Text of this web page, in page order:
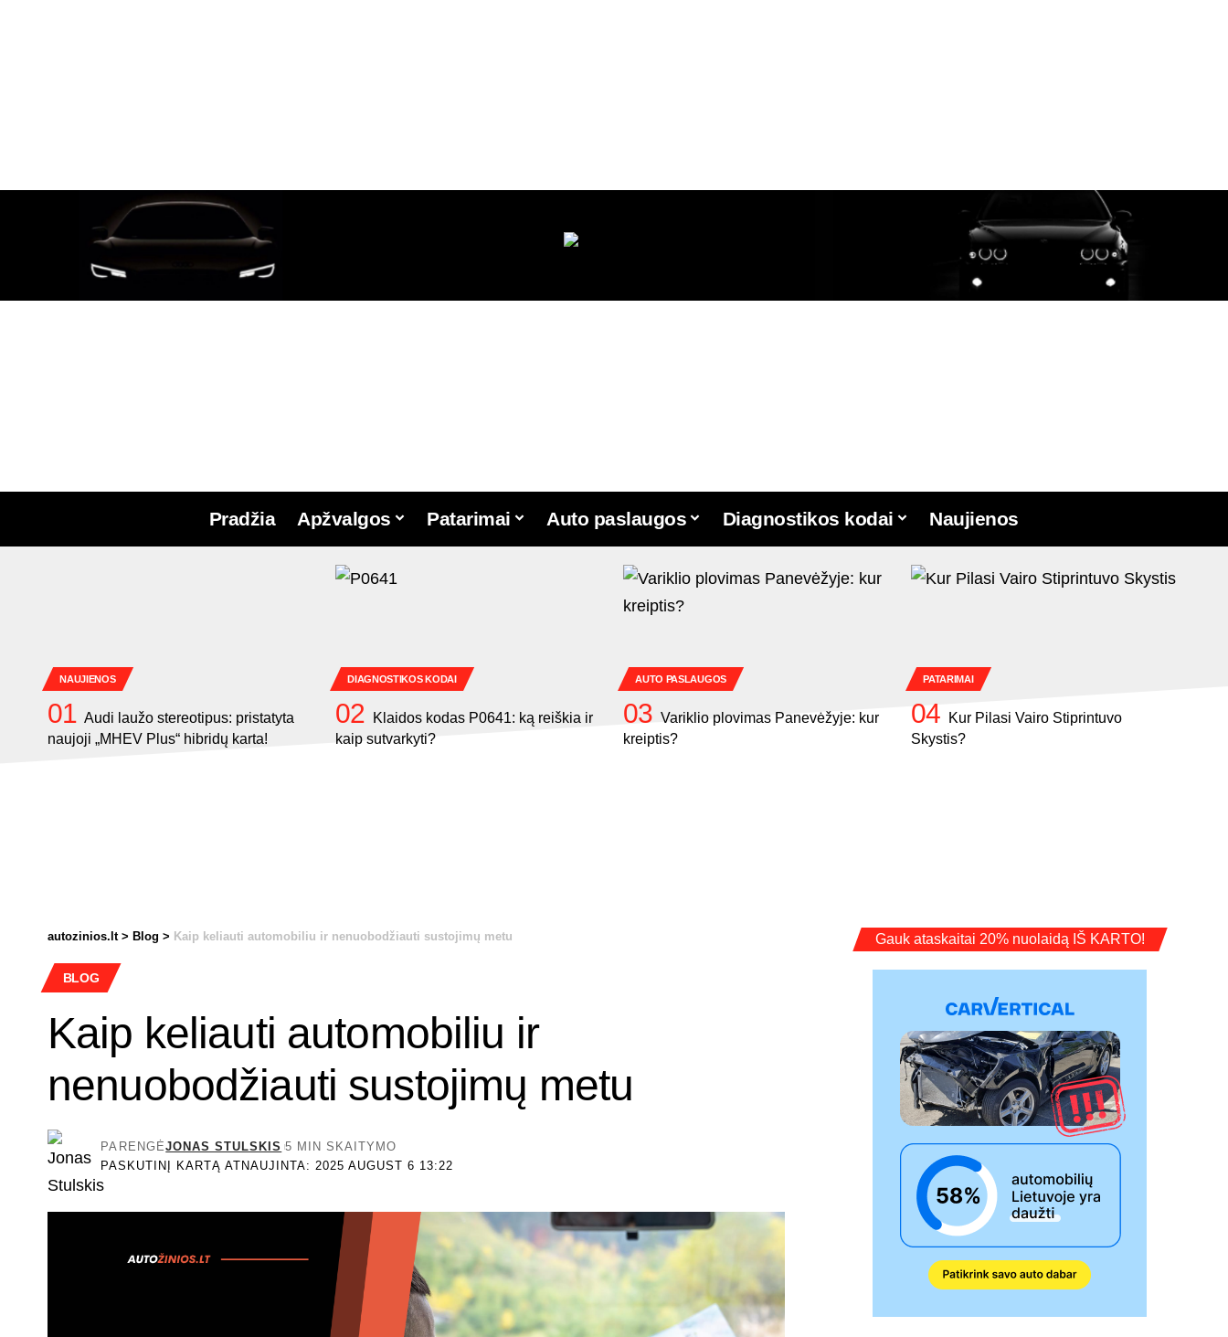
Pradžia Apžvalgos Patarimai Auto paslaugos Diagnostikos kodai Naujienos
NAUJIENOS
Audi laužo stereotipus: pristatyta
naujoji „MHEV Plus“ hibridų karta!
DIAGNOSTIKOS KODAI
Klaidos kodas P0641: ką reiškia ir
kaip sutvarkyti?
AUTO PASLAUGOS
Variklio plovimas Panevėžyje: kur
kreiptis?
PATARIMAI
Kur Pilasi Vairo Stiprintuvo
Skystis?
autozinios.lt> Blog > Kaip keliauti automobiliu ir nenuobodžiauti sustojimų metu
BLOG
Kaip keliauti automobiliu ir
nenuobodžiauti sustojimų metu
PASKUTINĮ KARTĄ ATNAUJINTA: 2025 AUGUST 6 13:22
PARENGĖJONAS STULSKIS 5 MIN SKAITYMO
Gauk ataskaitai 20% nuolaidą IŠ KARTO!